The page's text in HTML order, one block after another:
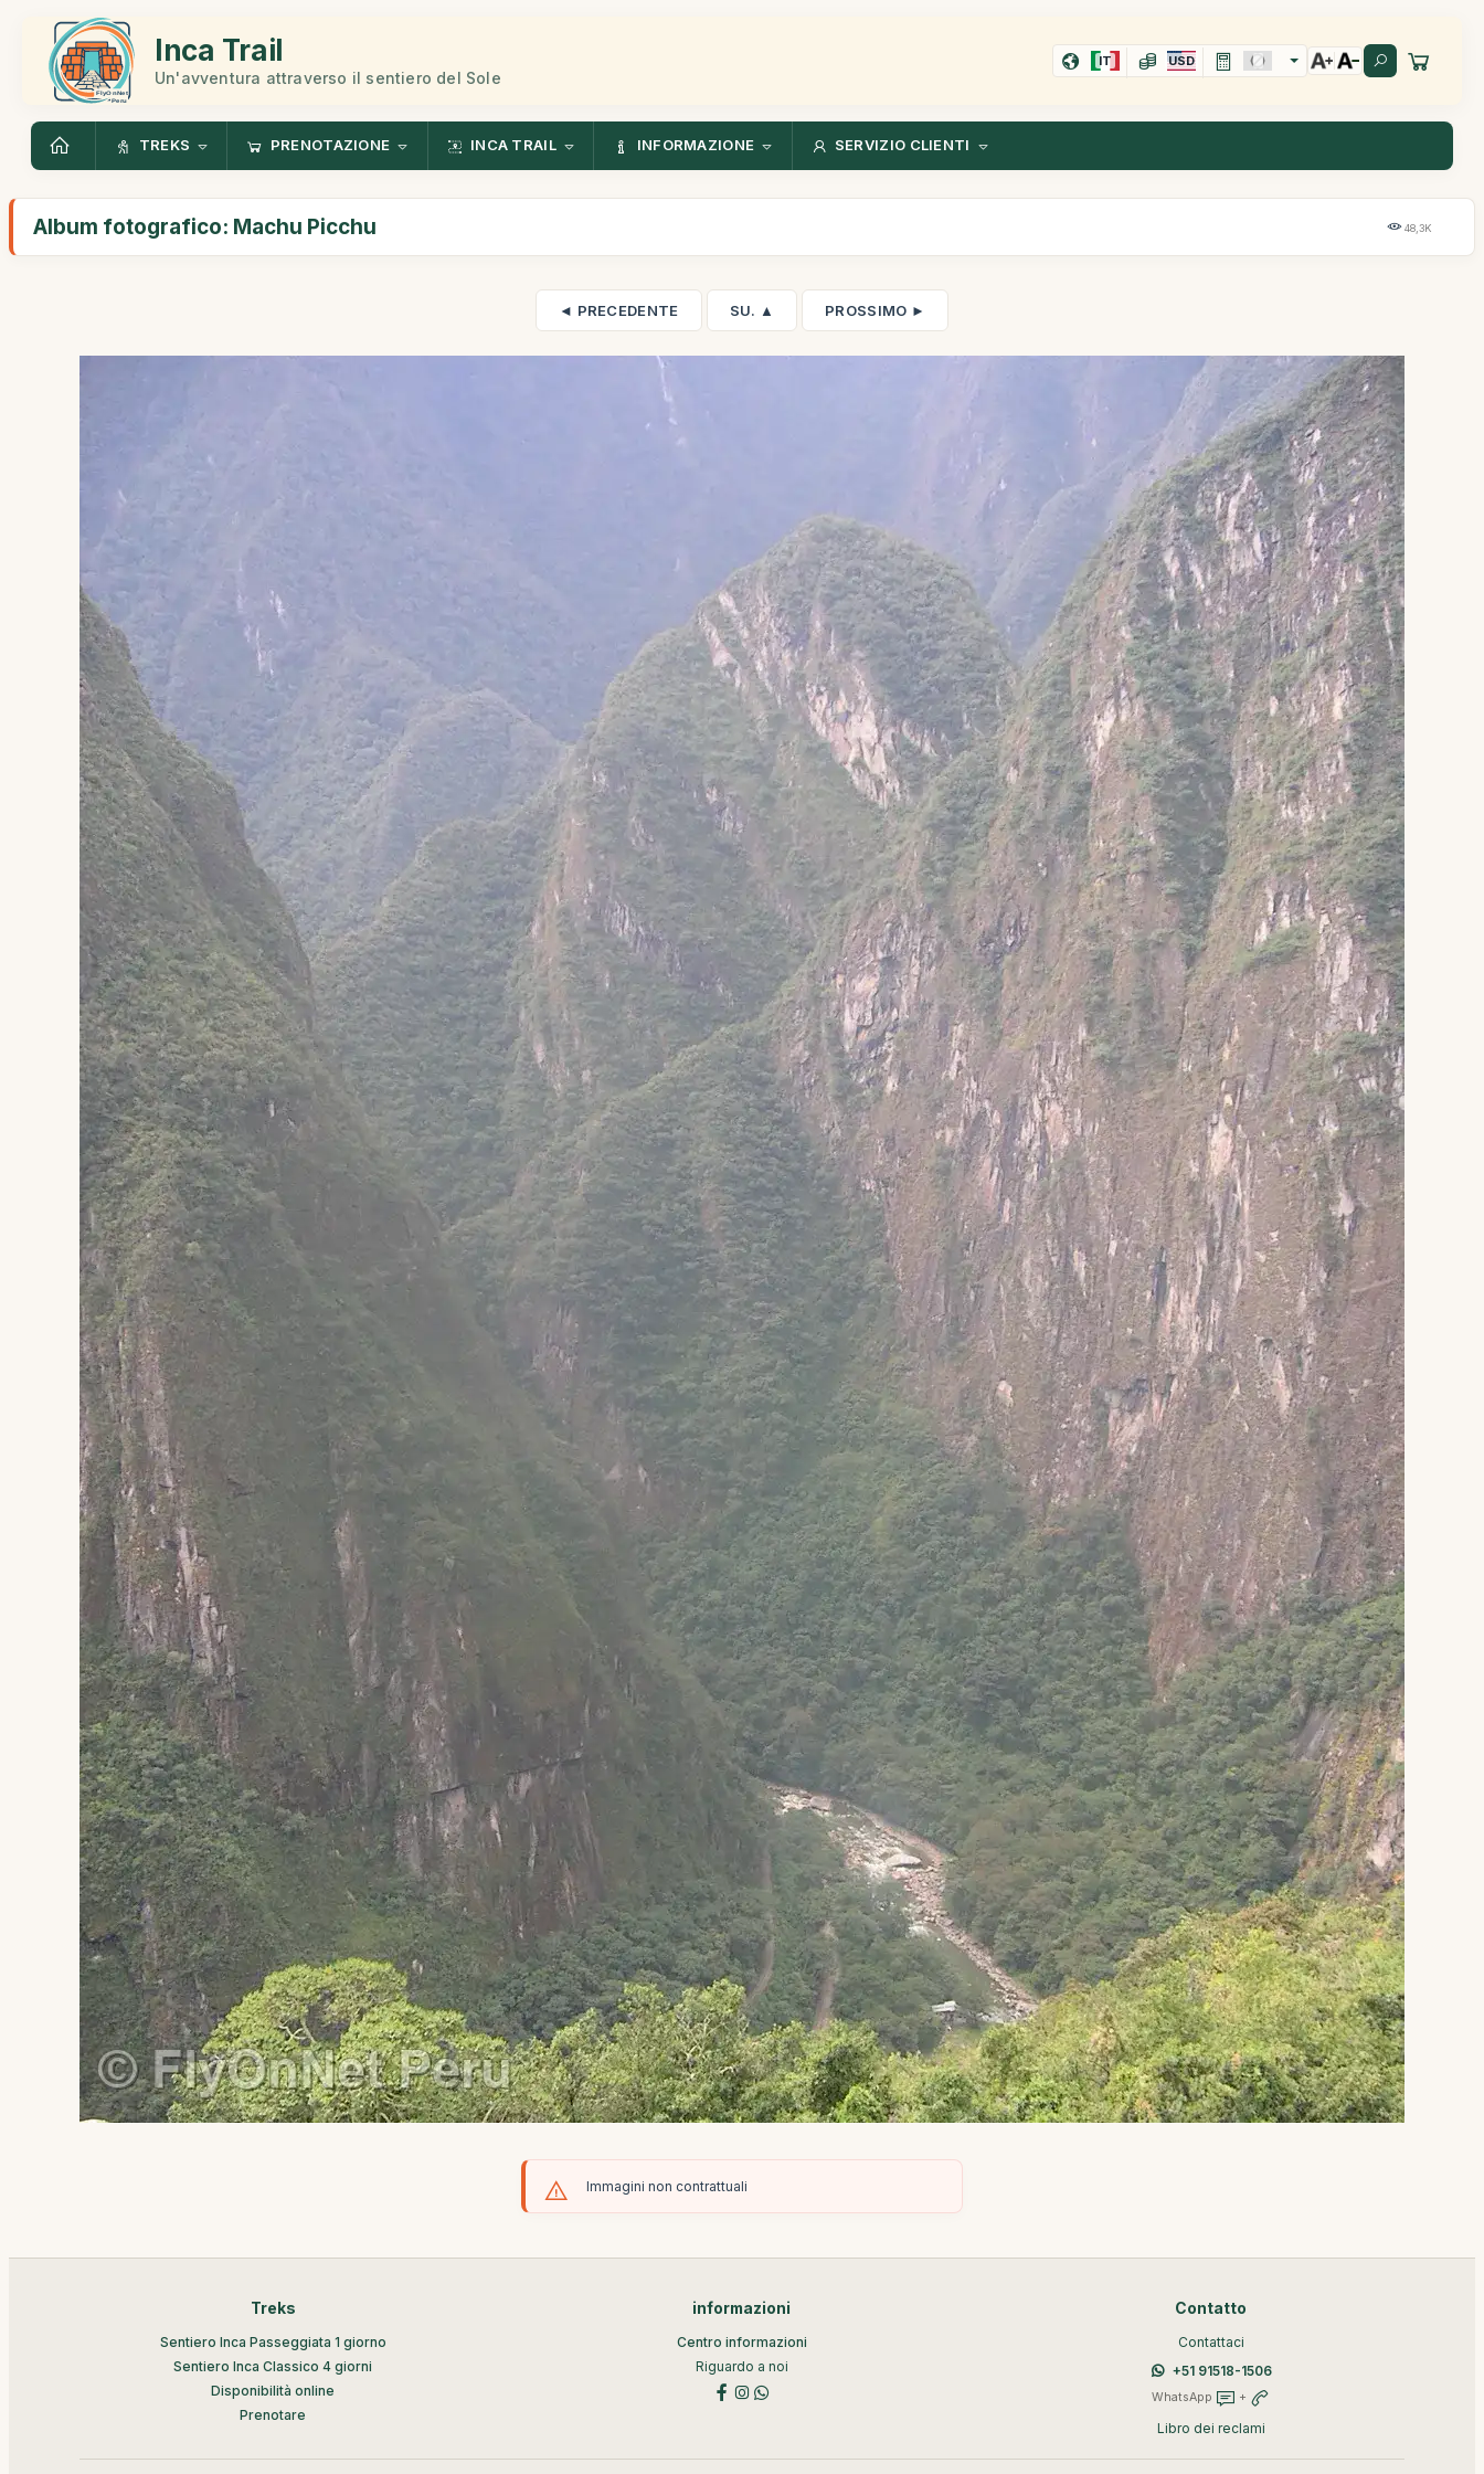
Inca Trail
Un'avventura attraverso il sentiero del Sole
IT USD
TREKS PRENOTAZIONE INCA TRAIL INFORMAZIONE SERVIZIO CLIENTI
Album fotografico: Machu Picchu 48,3K
◄ PRECEDENTE SU. ▲ PROSSIMO ►
Immagini non contrattuali
Treks
Sentiero Inca Passeggiata 1 giorno
Sentiero Inca Classico 4 giorni
Disponibilità online
Prenotare
informazioni
Centro informazioni
Riguardo a noi
Contatto
Contattaci
+51 91518-1506
WhatsApp +
Libro dei reclami